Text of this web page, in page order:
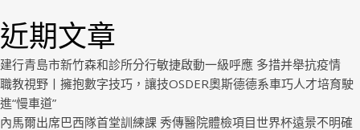
近期文章
建行青島市新竹森和診所分行敏捷啟動一級呼應 多措并舉抗疫情
職教視野丨擁抱數字技巧，讓技OSDER奧斯德德系車巧人才培育駛
進“慢車道”
內馬爾出席巴西隊首堂訓練課 秀傳醫院體檢項目世界杯遠景不明確
Royal.